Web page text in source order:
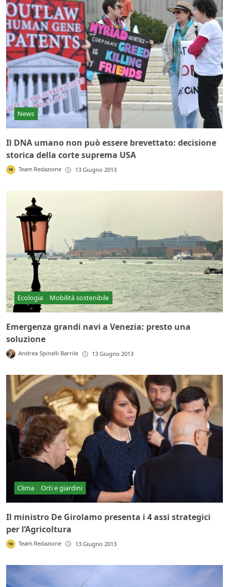
News
Il DNA umano non può essere brevettato: decisione
storica della corte suprema USA
Team Redazione 13 Giugno 2013
Ecologia Mobilità sostenibile
Emergenza grandi navi a Venezia: presto una
soluzione
Andrea Spinelli Barrile 13 Giugno 2013
Clima Orti e giardini
Il ministro De Girolamo presenta i 4 assi strategici
per l’Agricoltura
Team Redazione 13 Giugno 2013